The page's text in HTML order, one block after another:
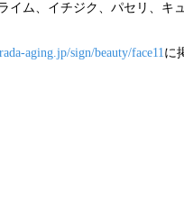
イム、イチジク、パセリ、キ
aging.jp/sign/beauty/face11に